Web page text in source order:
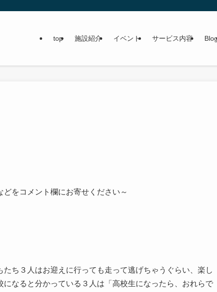
top 施設紹介 イベント サービス内容
をコメント欄にお寄せください～
ち３人はお迎えに行っても走って逃げちゃうぐらい、楽し
なると分かっている３人は「高校生になったら、おれらで